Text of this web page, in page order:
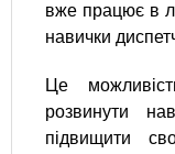
вже працює в
навички
Це
розвинути
підвищити